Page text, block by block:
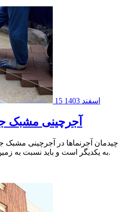
15 اسفند 1403
آجرچینی مشبک
به یکدیگر است و باید نسبت به زمین زاویه ۴۵ درجه داشته باشند.